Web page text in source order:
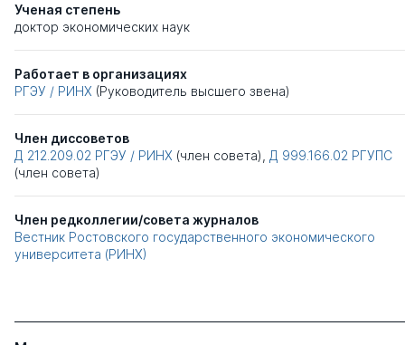
Ученая степень
доктор экономических наук
Работает в организациях
РГЭУ / РИНХ (Руководитель высшего звена)
Член диссоветов
Д 212.209.02 РГЭУ / РИНХ (член совета), Д 999.166.02 РГУПС
(член совета)
Член редколлегии/совета журналов
Вестник Ростовского государственного экономического
университета (РИНХ)